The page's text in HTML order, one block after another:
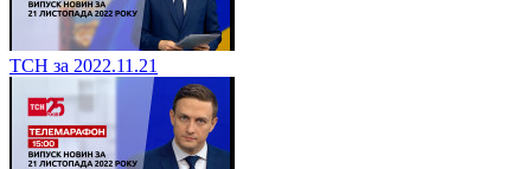
ТСН за 2022.11.21